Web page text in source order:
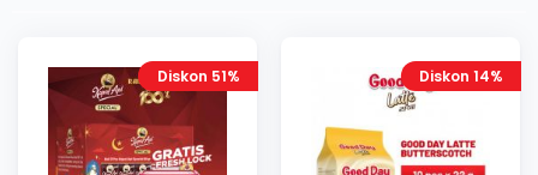
Diskon 51% Diskon 14%